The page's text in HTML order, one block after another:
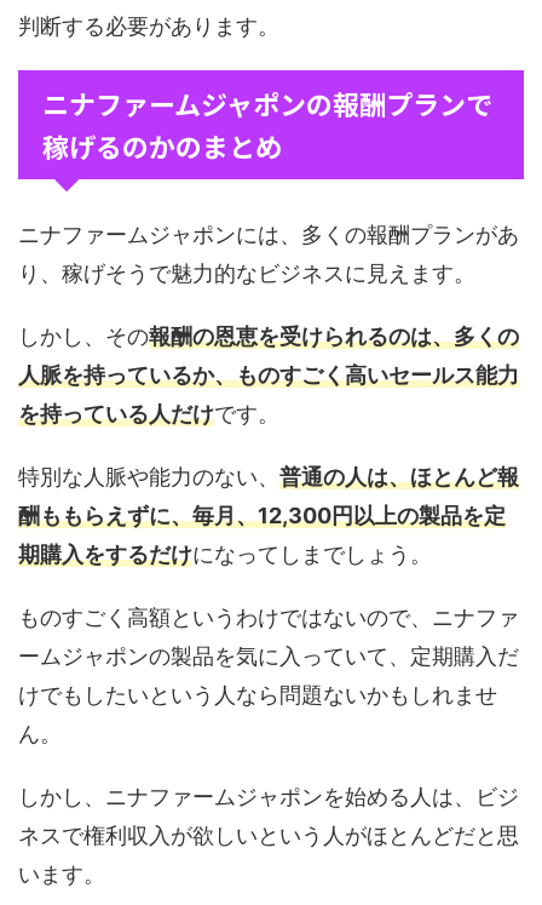
判断する必要があります。
ニナファームジャポンの報酬プランで
稼げるのかのまとめ
ニナファームジャポンには、多くの報酬プランがあ
り、稼げそうで魅力的なビジネスに見えます。
しかし、その報酬の恩恵を受けられるのは、多くの
人脈を持っているか、ものすごく高いセールス能力
を持っている人だけです。
特別な人脈や能力のない、 普通の人は、ほとんど報
酬ももらえずに、毎月、12,300円以上の製品を定
期購入をするだけになってしまでしょう。
ものすごく高額というわけではないので、ニナファ
ームジャポンの製品を気に入っていて、定期購入だ
けでもしたいという人なら問題ないかもしれませ
ん。
しかし、ニナファームジャポンを始める人は、ビジ
ネスで権利収入が欲しいという人がほとんどだと思
います。